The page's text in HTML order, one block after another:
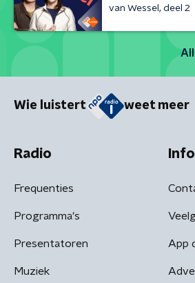
van Wessel, deel 2
Wie luistert weet meer
Radio
Frequenties
Programma's
Presentatoren
Muziek
Info
App